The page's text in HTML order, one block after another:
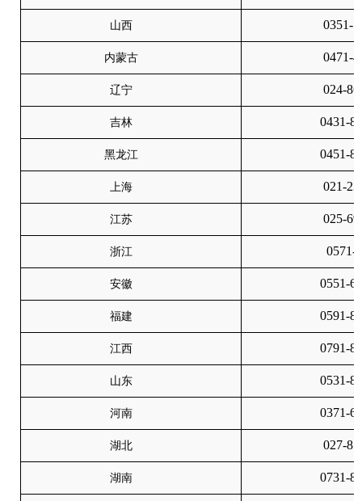
山西 0351-
内蒙古 0471-
辽宁 024-
吉林 0431-
黑龙江 0451-
上海 021-
江苏 025-
浙江 0571-
安徽 0551-
福建 0591-
江西 0791-
山东 0531-
河南 0371-
湖北 027-
湖南 0731-